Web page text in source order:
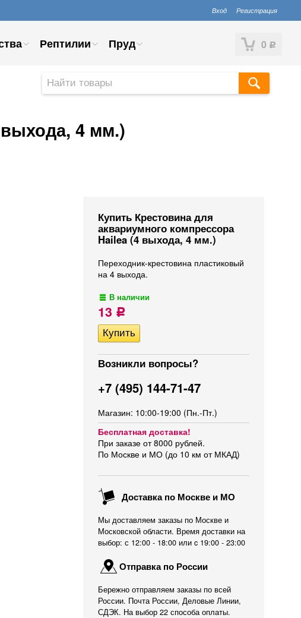
Вход Регистрация
0 Р
Рептилии Пруд
4 мм.)
Купить Крестовина для
аквариумного компрессора
Hailea (4 выхода, 4 мм.)
Переходник-крестовина пластиковый
на 4 выхода.
В наличии
13 Р
Возникли вопросы?
+7 (495) 144-71-47
Магазин: 10:00-19:00 (Пн.-Пт.)
Бесплатная доставка!
При заказе от 8000 рублей.
По Москве и МО (до 10 км от МКАД)
Доставка по Москве и МО
Мы доставляем заказы по Москве и
Московской области. Время доставки на
выбор: с 12:00 - 18:00 или c 19:00 - 23:00
Отправка по России
Бережно отправляем заказы по всей
России. Почта России, Деловые Линии,
СДЭК. На выбор 22 способа оплаты.